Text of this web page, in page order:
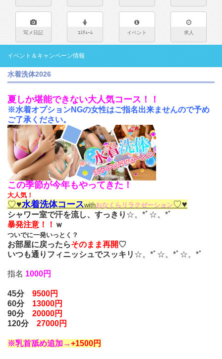
写メ日記 ｺｽﾁｭｰﾑ イベント 求人
イベント＆キャンペーン情報
水着洗体2026
夏しか堪能できない大人気コース！！
※水着オプションNGの女性はご指名出来ませんので予め
ご了承ください。
この季節が今年もやってきた！
大人気！
♡♥水着洗体コースwithおなくらリラクゼーション♡♥
シャワー室で汗を流し、すっきり ☆。*ﾟ☆。*ﾟ
暴発注意！！ ｗ
ついでに一発いっとく？
お部屋に戻ったらそのまま再開♡
いつも通りフィニッシュでスッキリ ☆。*ﾟ☆。*ﾟ☆。*ﾟ
指名 1000円
45分 9500円
60分 13000円
90分 20000円
120分 27000円
※乳首舐め追加→+1500円